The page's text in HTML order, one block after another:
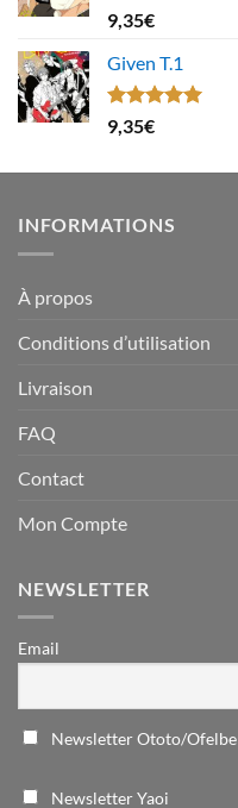
Note4.67
sur 5
9,35€
Given T.1
Note5.00
sur 5
9,35€
INFORMATIONS
À propos
Conditions d’utilisation
Livraison
FAQ
Contact
Mon Compte
NEWSLETTER
Email
Newsletter Ototo/Ofelbe
Newsletter Yaoi